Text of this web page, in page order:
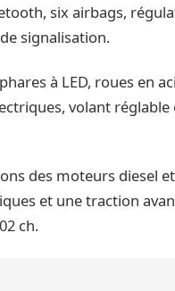
six airbags,
signalisation.
à LED, roues en
volant réglable
des moteurs diesel
et une traction
ch.